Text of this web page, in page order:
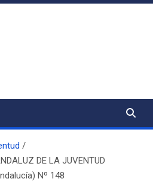
DE LA JUVENTUD
Nº 148